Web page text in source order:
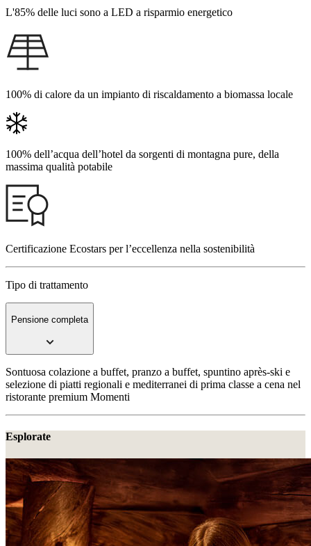
L'85% delle luci sono a LED a risparmio energetico
100% di calore da un impianto di riscaldamento a biomassa locale
100% dell’acqua dell’hotel da sorgenti di montagna pure, della
massima qualità potabile
Certificazione Ecostars per l’eccellenza nella sostenibilità
Tipo di trattamento
Pensione completa
Sontuosa colazione a buffet, pranzo a buffet, spuntino après-ski e
selezione di piatti regionali e mediterranei di prima classe a cena nel
ristorante premium Momenti
Esplorate